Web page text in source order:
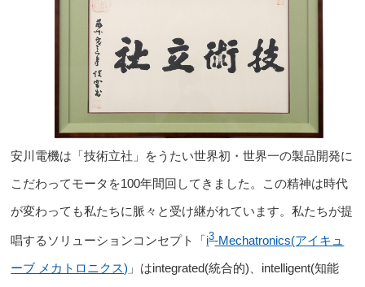
安川電機は「技術立社」をうたい世界初・世界一の製品開発に
こだわってモータを100年間回してきました。この精神は時代
が変わっても私たちに脈々と受け継がれています。私たちが提
唱するソリューションコンセプト 「i3-Mechatronics(アイキュ
ーブ メカトロニクス) 」 はintegrated(統合的)、intelligent(知能